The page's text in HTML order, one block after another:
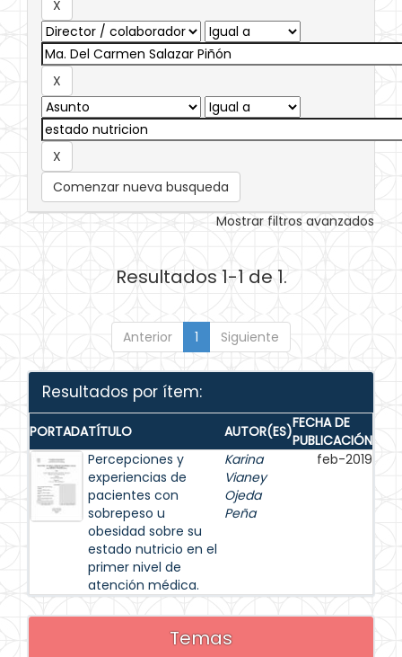
Comenzar nueva busqueda
Mostrar filtros avanzados
Resultados 1-1 de 1.
Anterior 1 Siguiente
Resultados por ítem:
PORTADATÍTULO AUTOR(ES)FECHA DE
PUBLICACIÓN
Percepciones y
experiencias de
pacientes con
sobrepeso u
obesidad sobre su
estado nutricio en el
primer nivel de
atención médica.
Karina
Vianey
Ojeda
Peña
feb-2019
Temas